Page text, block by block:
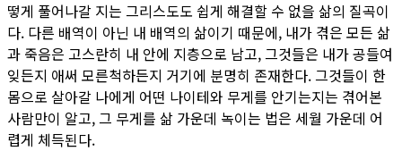
떻게 풀어나갈 지는 그리스도도 쉽게 해결할 수 없을 삶의 질곡이
다. 다른 배역이 아닌 내 배역의 삶이기 때문에, 내가 겪은 모든 삶
과 죽음은 고스란히 내 안에 지층으로 남고, 그것들은 내가 공들여
잊든지 애써 모른척하든지 거기에 분명히 존재한다. 그것들이 한
몸으로 살아갈 나에게 어떤 나이테와 무게를 안기는지는 겪어본
사람만이 알고, 그 무게를 삶 가운데 녹이는 법은 세월 가운데 어
렵게 체득된다.